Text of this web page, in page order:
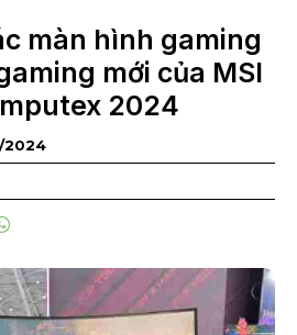
màn hình gaming
mới của MSI
2024
2024